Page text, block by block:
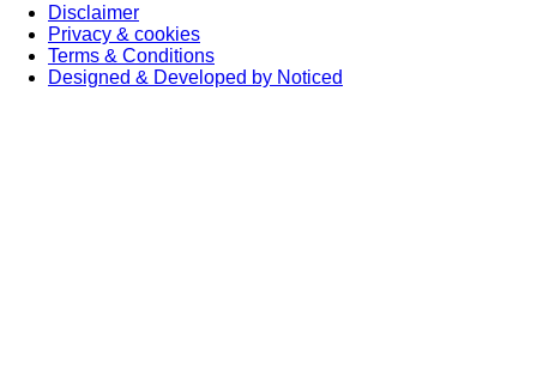
Disclaimer
Privacy & cookies
Terms & Conditions
Designed & Developed by Noticed